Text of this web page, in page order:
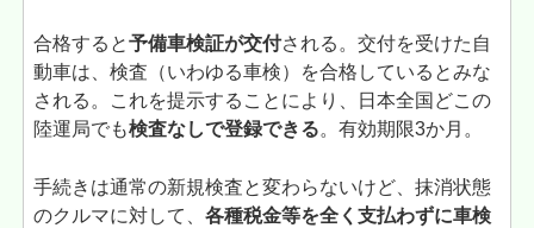
合格すると予備車検証が交付される。交付を受けた自
動車は、検査（いわゆる車検）を合格しているとみな
される。これを提示することにより、日本全国どこの
陸運局でも検査なしで登録できる。有効期限3か月。
手続きは通常の新規検査と変わらないけど、抹消状態
のクルマに対して、各種税金等を全く支払わずに車検